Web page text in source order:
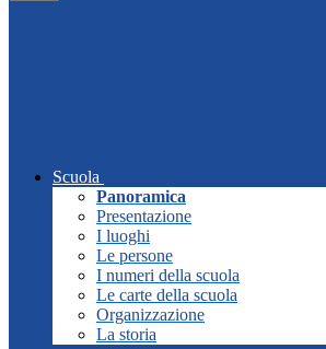
Scuola
Panoramica
Presentazione
I luoghi
Le persone
I numeri della scuola
Le carte della scuola
Organizzazione
La storia